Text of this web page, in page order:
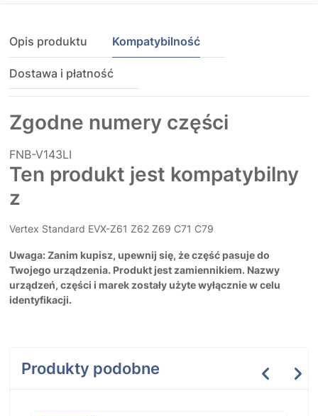
Opis produktu Kompatybilność
Dostawa i płatność
Zgodne numery części
FNB-V143LI
Ten produkt jest kompatybilny
z
Vertex Standard EVX-Z61 Z62 Z69 C71 C79
Uwaga: Zanim kupisz, upewnij się, że część pasuje do
Twojego urządzenia. Produkt jest zamiennikiem. Nazwy
urządzeń, części i marek zostały użyte wyłącznie w celu
identyfikacji.
Produkty podobne